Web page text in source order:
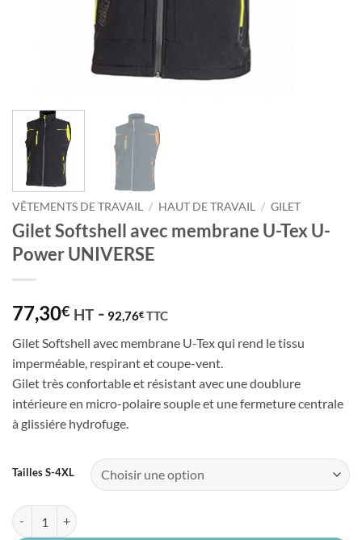
VÊTEMENTS DE TRAVAIL / HAUT DE TRAVAIL / GILET
Gilet Softshell avec membrane U-Tex U-
Power UNIVERSE
77,30€ HT - 92,76€ TTC
Gilet Softshell avec membrane U-Tex qui rend le tissu
imperméable, respirant et coupe-vent.
Gilet très confortable et résistant avec une doublure
intérieure en micro-polaire souple et une fermeture centrale
à glissiére hydrofuge.
Tailles S-4XL
quantité de Gilet Softshell avec membrane U-Tex U-Power UNIVERSE